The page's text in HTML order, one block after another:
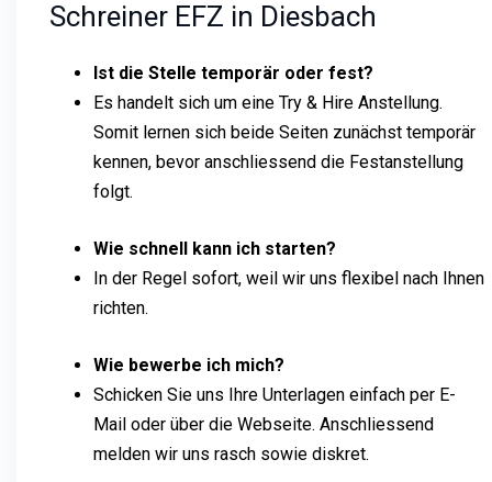
Schreiner EFZ in Diesbach
Ist die Stelle temporär oder fest?
Es handelt sich um eine Try & Hire Anstellung.
Somit lernen sich beide Seiten zunächst temporär
kennen, bevor anschliessend die Festanstellung
folgt.
Wie schnell kann ich starten?
In der Regel sofort, weil wir uns flexibel nach Ihnen
richten.
Wie bewerbe ich mich?
Schicken Sie uns Ihre Unterlagen einfach per E-
Mail oder über die Webseite. Anschliessend
melden wir uns rasch sowie diskret.